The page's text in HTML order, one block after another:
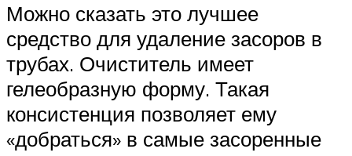
Можно сказать это лучшее
средство для удаление засоров в
трубах. Очиститель имеет
гелеобразную форму. Такая
консистенция позволяет ему
«добраться» в самые засоренные